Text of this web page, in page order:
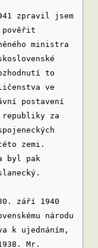
zpravil jsem
pověřit
ministra
to
ve
postavení
republiky za
zemi.
byl pak
září 1940
národu
k ujednáním,
Mr.